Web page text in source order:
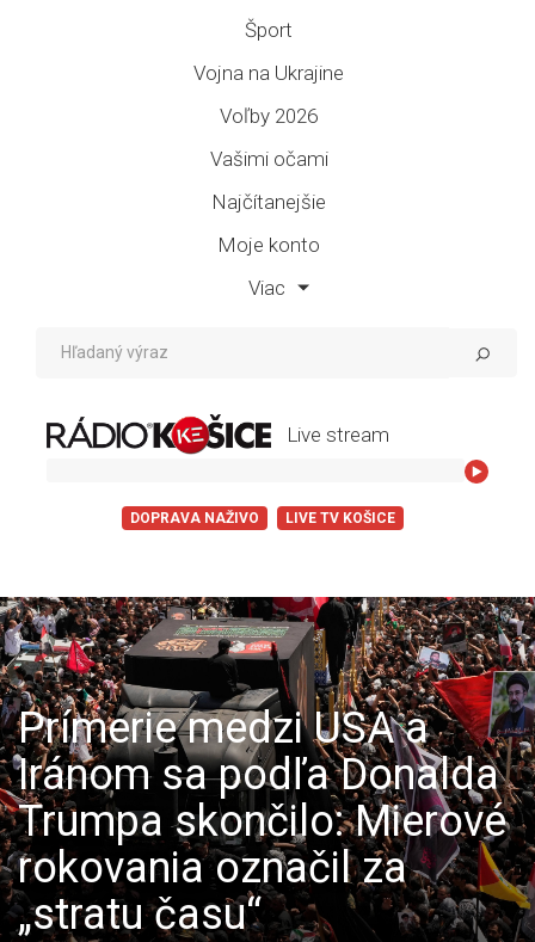
Šport
Vojna na Ukrajine
Voľby 2026
Vašimi očami
Najčítanejšie
Moje konto
Viac
Live stream
Roxette -
DOPRAVA NAŽIVO LIVE TV KOŠICE
Prímerie medzi USA a
Iránom sa podľa Donalda
Trumpa skončilo: Mierové
rokovania označil za
„stratu času“